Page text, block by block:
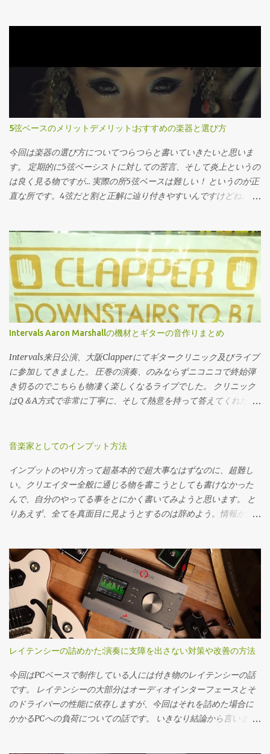
です。 コード理論は英語で言うa b cを学んだ直後の文形までの内
容、数学で言う四則演算の後の正の数負の数や文字式、といった
所でしょうか。 とにかく挫折しやすく、また演習量も必要な分野
なのでちゃんとした本で勉強するのが一番なのです。 なので本サ
イトでも、コード理論と呼ばれる部分に関しては一通り習った後
に改めて見返す内容の記事しか書きません(宣誓)。本当に初学者が
完全に理解出来るように書けたら有料コンテンツにします。それ
ぐらいめんどくさいです。 ではこの後何を書くのかというと、音
楽理論の世界はどんな風に広がっているのや？？という所であっ
ください。 音楽理論の世界をおおまかな図 凄く大雑把な話をしま
す。いざその世界に行ってみて違うじゃねーか、みたいなのはい
ざ飛び込んでから言ってくださいね。 とりあえずこんな感じに音
楽理論の世界は広がっています まずこの世の中の音楽理論には二
系統あります。クラシック音楽寄りの音楽理論とジャズ寄りの音
楽理論です。なぜこの二つが対極になるのかと言いますと。 まず
は目的の違いです。 クラシック音楽というものは四声合唱の完成
を目指して作られた物。 ジャズはコードという土台に対して何を
即興として弾けるか、という目的で作られた物です。 この違い、
どこに現れるかと言いますと 禁則 すなわちやってはいけない事。
音楽として崩壊してしまうからやっ...
5弦ベースのメリットデメリット:おすすめの楽器と選び方
今回は楽器の選び方についてつらつらと書いていきたいと思いま
す。 定期的に5弦ベーシストに対しての苦言、そして炎上というの
は良く見る物ですが… 実際の所5弦ベースは難しい！ というのが正
直な所です。4弦だと割と正解に辿り付きやすいんですけどね。 な
んじゃ？と思われた方も居るかと思いますが 基本的にベースの基
音はE弦で44Hz、これはまぁ中々しっかり認知出来ない低さで、
通常人間の脳は二倍音でベースの音を認識しています なのでトー
タル的なブライトさの損失は割と大ダメージになります — Takt
(@Takt_musicman) 2019年3月23日 5弦ベースのメリット 五弦ベー
スのメリットは 弦の本数が多い 以上終了です。ほんとにこれだ
け。 低い音が欲しけりゃ別に4弦に太い弦を張れば良いし、という
か別に弦変えなくてもちゃんとしたベースなら割と鳴るし。 スウ
ィープとか縦移動のフレーズ、表現をしたい人。どうぞ多弦を使
ってください。 だって弦の本数が足りないとそもそもその表現が
出来ませんから。やりたい事がそこにあるなら仕方無い。 低めで
開放の鳴りが二つ欲しい。まぁこれも多弦導入には悪くない理由
ます。 あとチューニングに凝りたい人とか。 5弦がかっこいいと
ありません。大好きなギタリストのシグネチャーを買うのと同
じ。 ただ、もしそれでバンドメンバーからキックされたらしょう
がないよねって話なんですよね。 プレイング面でも、そもそもの
構造の面でも5弦ベースは難しい面があります。 5弦ベースのデメ
較は避けて通れない道です。 5弦用ネック（多弦もそう）は鳴りが
悪い 5弦用（多弦）ネックというのは物理的に幅が増えるため、ネ
ック自体の質量が大...
Intervals Aaron Marshallの機材とギターの音作りまとめ
Intervals来日公演、大阪Clapperにてギタークリニック及びライブ
に参加してきました。 圧巻の演奏、のみならずニコニコで終始弾
き切るのでこちらも物凄く楽しくなるライブでした。 クリニック
はQ＆A方式で非常に丁寧に、そして熱意を持って答えてくれたの
の使い分けやギターの選び方などなど。 引用部分は本人の発言を
地球の裏側から来てるからな笑なるべく軽くというのは意識して
いる。ギターシステムに関してはFractalのAx-8、これをラインで
外に出している。ただステージ上が寂しくなるのは嫌なのでパワ
ーアンプを持ち込んでいる。 Fractalのフロアモデルのみですね…
Boogie 4x12 Recto Standard Slant Cabinet/ARMOR ギターはShurを
ノーマルチューニングとダウンチューニングで使い分け。サイド
ギターの方はAristidiusを使い分け、ベースはDingwallの6弦5弦の
セットでした。（撮影禁止だったので撮れていません） パッチの
踏みかえに関してはPCからMIDIでAX-8を駆動させて全部自動でや
っている（俺は怠け者だからｗ）との事。 同期音源でドラマーに
はクリックを送って前三人はフロアモニターで、次のツアーから
簡素（まだClapperという小さいキャパでのワンマンというのもあ
るかもしれません）なセット。 一方で最新アルバムでの音作りに
関しては全部生アンプとクレイジーなぐらいのODという事で実機
を使って行っているようです。 アンプでやった事をFractalに全て
音楽家としてのインプット方法
インプットのやり方って超基本的で超大事なはずなのに、超難し
い。クリエイター全般に通じる物を書こうとしても書けなかった
んで、自分のやってる事をとにかく書いてみようと思います。 と
りあえず、全てを真面目に見ようとするのは辞めよう。情報が氾
思う） ピンと来たら、それを保存、後でゆったり見る。ピンと来
る来ないが感性を磨く訳だから…。 あとは数を増やす為にプラット
フォームを使いこなして自動化を行う。ザッピングをして、仕分
けを行うとプラットフォームのレコメンド力も変わってくるの
で。結局AIも使い様ですね。 あとは何気ない情報から、欲しい情
報を抜き取る技術が大事だなと思っています。 それでは具体例。
Spotify Spotifyは結構慣れるまで時間がかかった。そもそも自分何
聴いてたっけ？みたいな。 なので、一通り自分の好きな音楽を再
生して、AIを調教しつつ、以下のプレイリストを常時チェックし
ている。 Discover Weekly 週一更新、30曲をレコメンドしてくれ
る。既にお気に入りに入れてる曲がレコメンドされる事はほぼ無
い。 あなたのTopmix これが割と曲者で、ポップス聞きまくって
レイテンシーの詰めかた:演奏に支障を出さない対策や改善の方法
今回はPCベースで制作している人には付き物のレイテンシーの話
です。 レイテンシーの大部分はオーディオインターフェースとそ
のドライバーの性能に依存しますが、今回はそれを詰めた場合に
かかるPCへの負荷についての話です。 いきなり結論から言います